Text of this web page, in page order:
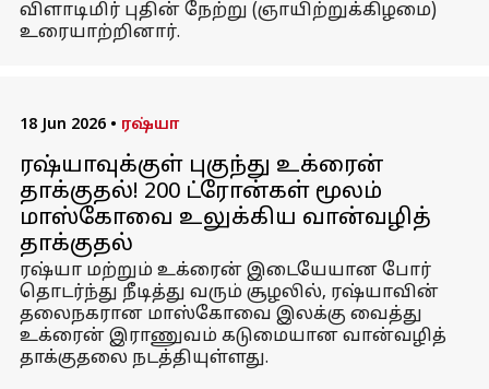
விளாடிமிர் புதின் நேற்று (ஞாயிற்றுக்கிழமை)
உரையாற்றினார்.
18 Jun 2026 • ரஷ்யா
ரஷ்யாவுக்குள் புகுந்து உக்ரைன்
தாக்குதல்! 200 ட்ரோன்கள் மூலம்
மாஸ்கோவை உலுக்கிய வான்வழித்
தாக்குதல்
ரஷ்யா மற்றும் உக்ரைன் இடையேயான போர்
தொடர்ந்து நீடித்து வரும் சூழலில், ரஷ்யாவின்
தலைநகரான மாஸ்கோவை இலக்கு வைத்து
உக்ரைன் இராணுவம் கடுமையான வான்வழித்
தாக்குதலை நடத்தியுள்ளது.